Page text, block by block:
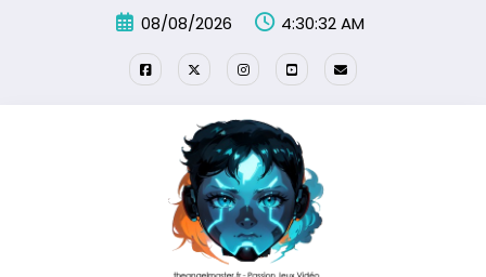
08/08/2026 4:30:33 AM